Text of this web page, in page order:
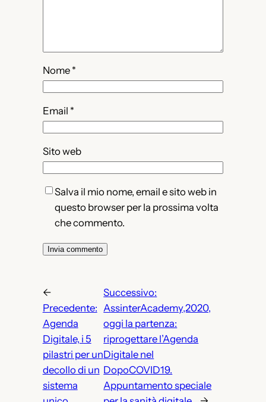
Nome *
Email *
Sito web
Salva il mio nome, email e sito web in
questo browser per la prossima volta
che commento.
←
Precedente:
Agenda
Digitale, i 5
pilastri per un
decollo di un
sistema
Successivo:
AssinterAcademy,2020,
oggi la partenza:
riprogettare l’Agenda
Digitale nel
DopoCOVID19.
Appuntamento speciale